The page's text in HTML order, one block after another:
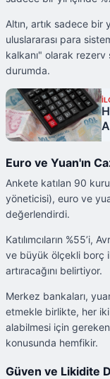
Altın, artık sadece bir
uluslararası para
kalkanı" olarak
durumda.
Euro ve Yuan'ın
Ankete katılan 90
yöneticisi), euro ve
değerlendirdi.
Katılımcıların %55’i,
ve büyük ölçekli borç
artıracağını belirtiyor.
Merkez bankaları,
etmekle birlikte, her
alabilmesi için
konusunda hemfikir.
Güven ve Likidite